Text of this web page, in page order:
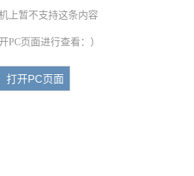
上暂不支持这条内容
PC页面进行查看：）